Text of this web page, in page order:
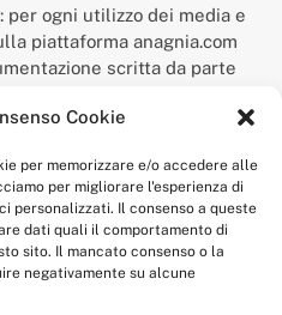
Cookie
per memorizzare e/o accedere alle
per migliorare l'esperienza di
personalizzati. Il consenso a queste
dati quali il comportamento di
sito. Il mancato consenso o la
negativamente su alcune
ogni utilizzo dei media e
piattaforma anagnia.com
scritta da parte
presso l’Ufficio Italiano
del 9 febbraio 2017.